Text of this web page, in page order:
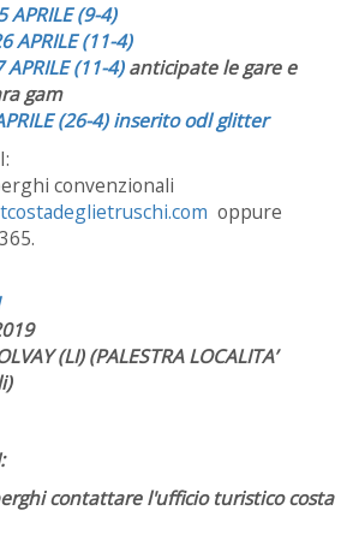
APRILE (9-4)
APRILE (11-4)
APRILE (11-4)anticipate le gare e
gam
(26-4) inserito odl glitter
convenzionali
com oppure
(LI) (PALESTRA LOCALITA’
contattare l'ufficio turistico costa